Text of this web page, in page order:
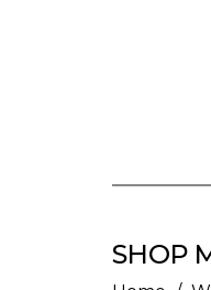
SHOP